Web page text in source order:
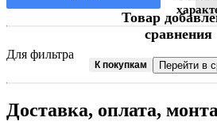
Для фильтра
Доставка, оплата,
Товар
сравнения
К покупкам Перейти в